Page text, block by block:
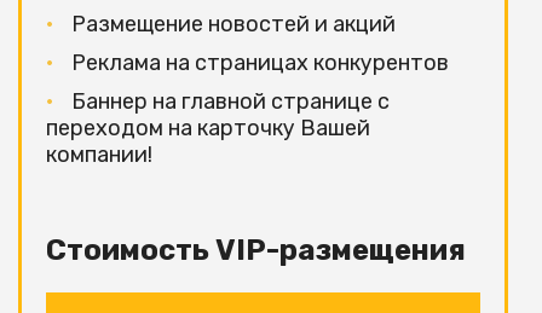
Размещение новостей и акций
Реклама на страницах конкурентов
Баннер на главной странице с
переходом на карточку Вашей
компании!
Стоимость VIP-размещения